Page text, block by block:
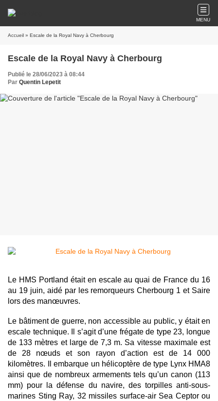
MENU
Accueil » Escale de la Royal Navy à Cherbourg
Escale de la Royal Navy à Cherbourg
Publié le 28/06/2023 à 08:44
Par Quentin Lepetit
Le HMS Portland était en escale au quai de France du 16
au 19 juin, aidé par les remorqueurs Cherbourg 1 et Saire
lors des manœuvres.
Le bâtiment de guerre, non accessible au public, y était en
escale technique. Il s’agit d’une frégate de type 23, longue
de 133 mètres et large de 7,3 m. Sa vitesse maximale est
de 28 nœuds et son rayon d’action est de 14 000
kilomètres. Il embarque un hélicoptère de type Lynx HMA8
ainsi que de nombreux armements tels qu’un canon (113
mm) pour la défense du navire, des torpilles anti-sous-
marines Sting Ray, 32 missiles surface-air Sea Ceptor ou